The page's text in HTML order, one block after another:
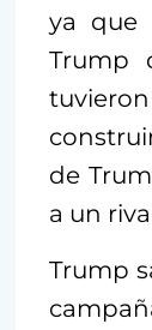
ya que
Trump
de
a un
Trump